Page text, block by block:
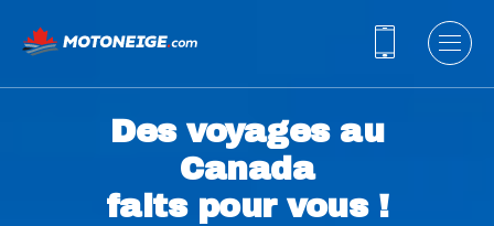
Des voyages au
Canada
faits pour vous !